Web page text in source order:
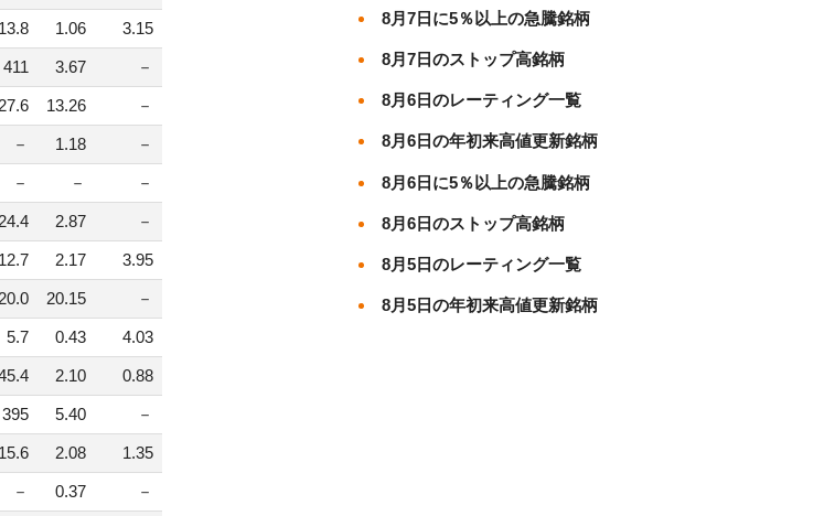
13.8 1.06 3.15
411 3.67 －
27.6 13.26 －
－ 1.18 －
－ － －
24.4 2.87 －
12.7 2.17 3.95
20.0 20.15 －
5.7 0.43 4.03
2.10 0.88
395 5.40 －
15.6 2.08 1.35
－ 0.37 －
8月7日に5％以上の急騰銘柄
8月7日のストップ高銘柄
8月6日のレーティング一覧
8月6日の年初来高値更新銘柄
8月6日に5％以上の急騰銘柄
8月6日のストップ高銘柄
8月5日のレーティング一覧
8月5日の年初来高値更新銘柄